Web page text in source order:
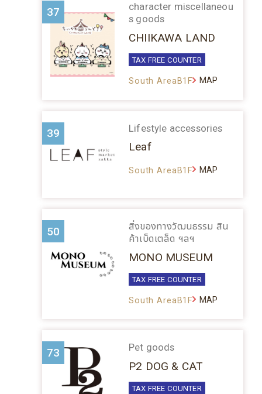
37
character miscellaneou
s goods
CHIIKAWA LAND
TAX FREE COUNTER
South AreaB1F MAP
39 Lifestyle accessories
Leaf
South AreaB1F MAP
50
สิ่งของทางวัฒนธรรม สิน
ค้าเบ็ดเตล็ด ฯลฯ
MONO MUSEUM
TAX FREE COUNTER
South AreaB1F MAP
73 Pet goods
P2 DOG & CAT
TAX FREE COUNTER